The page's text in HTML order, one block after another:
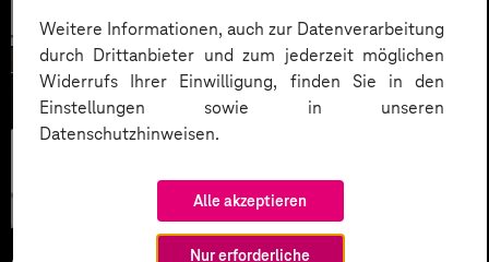
Weitere Informationen, auch zur Datenverarbeitung
durch Drittanbieter und zum jederzeit möglichen
Widerrufs Ihrer Einwilligung, finden Sie in den
Einstellungen sowie in unseren
Datenschutzhinweisen.
Alle akzeptieren
Nur erforderliche
Künstliche